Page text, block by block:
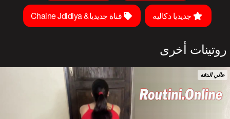
جديديا دكاليه قناة جديديا& Chaine Jdidiya
روتينات أخرى
عالي الدقة